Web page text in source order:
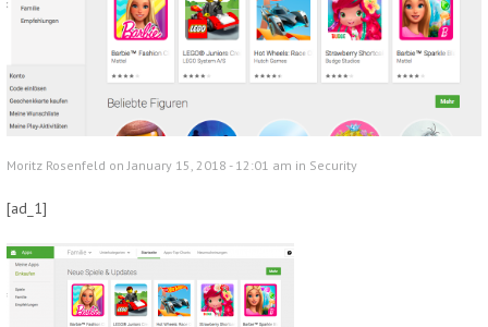
Moritz Rosenfeld on January 15, 2018 - 12:01 am in Security
[ad_1]